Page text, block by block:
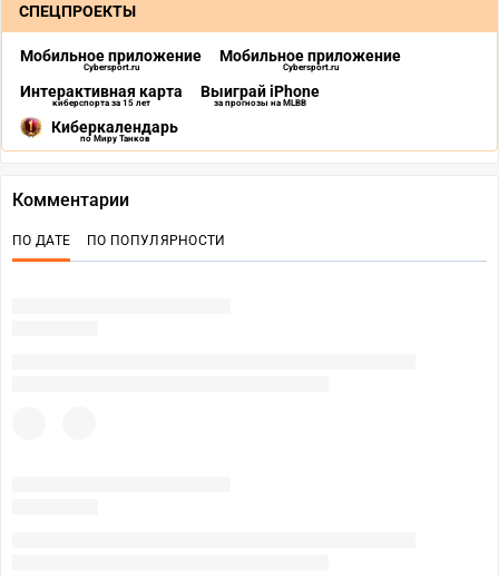
СПЕЦПРОЕКТЫ
Мобильное приложение
Cybersport.ru
Мобильное приложение
Cybersport.ru
Интерактивная карта
киберспорта за 15 лет
Выиграй iPhone
за прогнозы на MLBB
Киберкалендарь
по Миру Танков
Комментарии
ПО ДАТЕ ПО ПОПУЛЯРНОСТИ